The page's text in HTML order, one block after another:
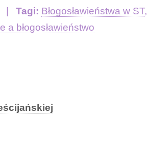
Tagi: Błogosławieństwa w ST,
a błogosławieństwo